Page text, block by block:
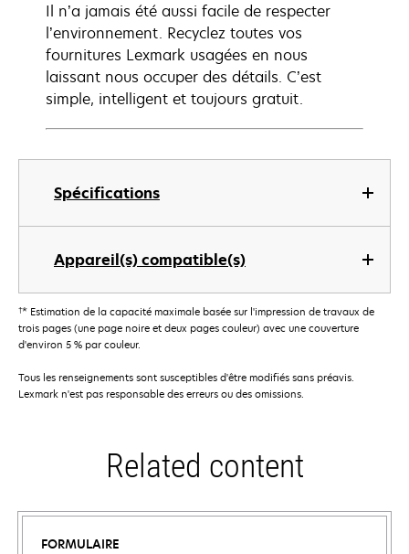
Spécifications
Appareil(s) compatible(s)
Il n’a jamais été aussi facile de respecter
l’environnement. Recyclez toutes vos
fournitures Lexmark usagées en nous
laissant nous occuper des détails. C’est
simple, intelligent et toujours gratuit.
†* Estimation de la capacité maximale basée sur l'impression de travaux de
trois pages (une page noire et deux pages couleur) avec une couverture
d'environ 5 % par couleur.
Tous les renseignements sont susceptibles d'être modifiés sans préavis.
Lexmark n'est pas responsable des erreurs ou des omissions.
Related content
FORMULAIRE